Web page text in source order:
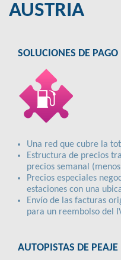
AUSTRIA
SOLUCIONES DE PAGO
Una red que cubre la
Estructura de precios
precios semanal
Precios especiales
estaciones con una
Envío de las facturas
para un reembolso del
AUTOPISTAS DE PEAJE